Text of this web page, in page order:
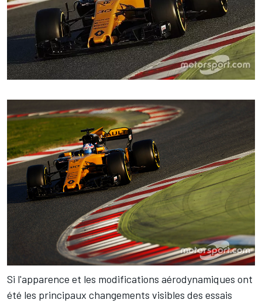
Si l'apparence et les modifications aérodynamiques ont
été les principaux changements visibles des essais